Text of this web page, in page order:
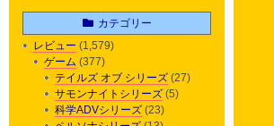
カテゴリー
レビュー (1,579)
ゲーム (377)
テイルズ オブ シリーズ (27)
サモンナイトシリーズ (5)
科学ADVシリーズ (23)